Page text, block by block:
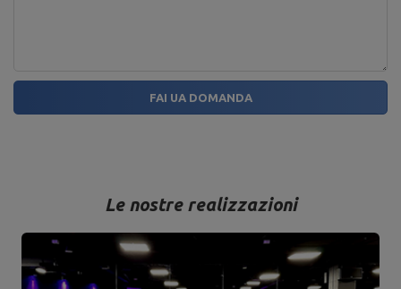
FAI UA DOMANDA
Le nostre realizzazioni